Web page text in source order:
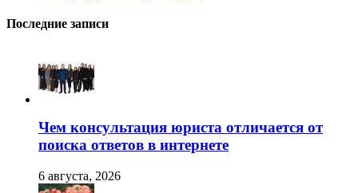
Последние записи
Чем консультация юриста отличается от
поиска ответов в интернете
6 августа, 2026